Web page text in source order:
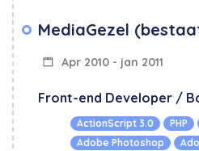
MediaGezel
Apr 2010 - jan 2011
Front-end Developer /
ActionScript 3.0 PHP
Adobe Photoshop